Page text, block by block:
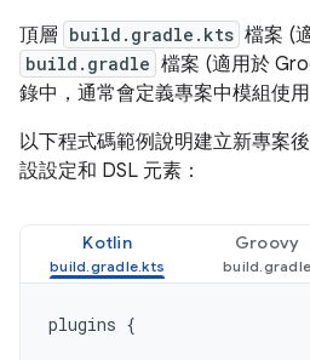
頂層 build.gradle.kts 檔案 (
build.gradle 檔案 (適用於
錄中，通常會定義專案中模組使
以下程式碼範例說明建立新專案
設設定和 DSL 元素：
Kotlin Groovy
plugins {